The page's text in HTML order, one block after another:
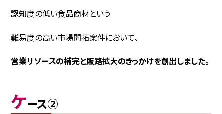
認知度の低い食品商材という
難易度の高い市場開拓案件において、
営業リソースの補完と販路拡大のきっかけを創出しました。
ケース②